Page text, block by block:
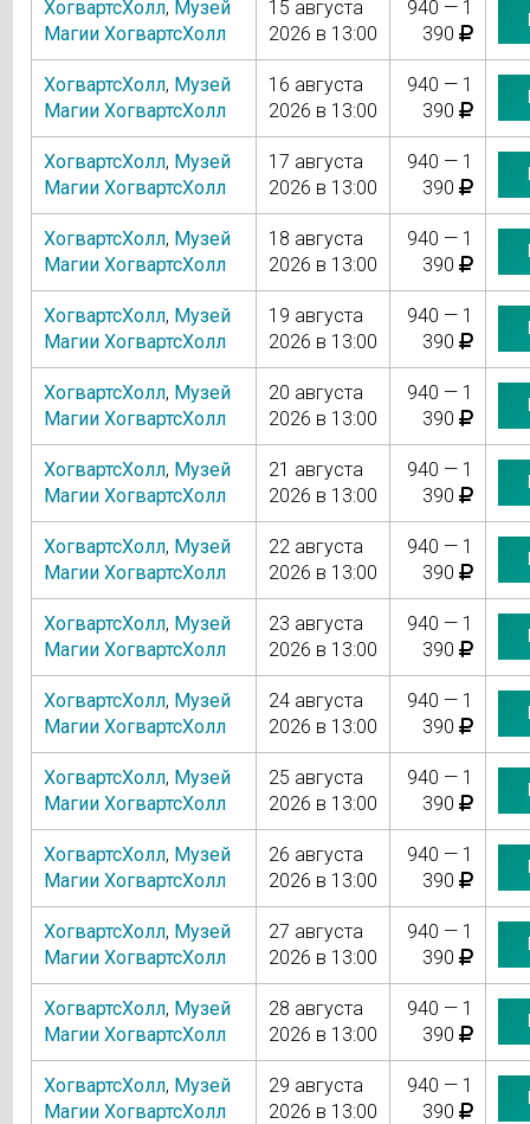
ХогвартсХолл, Музей
Магии ХогвартсХолл
15 августа
2026 в 13:00
940 — 1
390
ХогвартсХолл, Музей
Магии ХогвартсХолл
16 августа
2026 в 13:00
940 — 1
390
ХогвартсХолл, Музей
Магии ХогвартсХолл
17 августа
2026 в 13:00
940 — 1
390
ХогвартсХолл, Музей
Магии ХогвартсХолл
18 августа
2026 в 13:00
940 — 1
390
ХогвартсХолл, Музей
Магии ХогвартсХолл
19 августа
2026 в 13:00
940 — 1
390
ХогвартсХолл, Музей
Магии ХогвартсХолл
20 августа
2026 в 13:00
940 — 1
390
ХогвартсХолл, Музей
Магии ХогвартсХолл
21 августа
2026 в 13:00
940 — 1
390
ХогвартсХолл, Музей
Магии ХогвартсХолл
22 августа
2026 в 13:00
940 — 1
390
ХогвартсХолл, Музей
Магии ХогвартсХолл
23 августа
2026 в 13:00
940 — 1
390
ХогвартсХолл, Музей
Магии ХогвартсХолл
24 августа
2026 в 13:00
940 — 1
390
ХогвартсХолл, Музей
Магии ХогвартсХолл
25 августа
2026 в 13:00
940 — 1
390
ХогвартсХолл, Музей
Магии ХогвартсХолл
26 августа
2026 в 13:00
940 — 1
390
ХогвартсХолл, Музей
Магии ХогвартсХолл
27 августа
2026 в 13:00
940 — 1
390
ХогвартсХолл, Музей
Магии ХогвартсХолл
28 августа
2026 в 13:00
940 — 1
390
ХогвартсХолл, Музей
Магии ХогвартсХолл
29 августа
2026 в 13:00
940 — 1
390